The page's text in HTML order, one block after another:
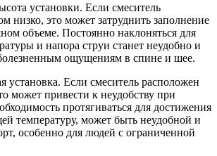
установки. Если смеситель
низко, это может затруднить заполнение
объеме. Постоянно наклоняться для
и напора струи станет неудобно и
ощущениям в спине и шее.
установка. Если смеситель расположен
может привести к неудобству при
протягиваться для достижения
температуру, может быть неудобной и
особенно для людей с ограниченной